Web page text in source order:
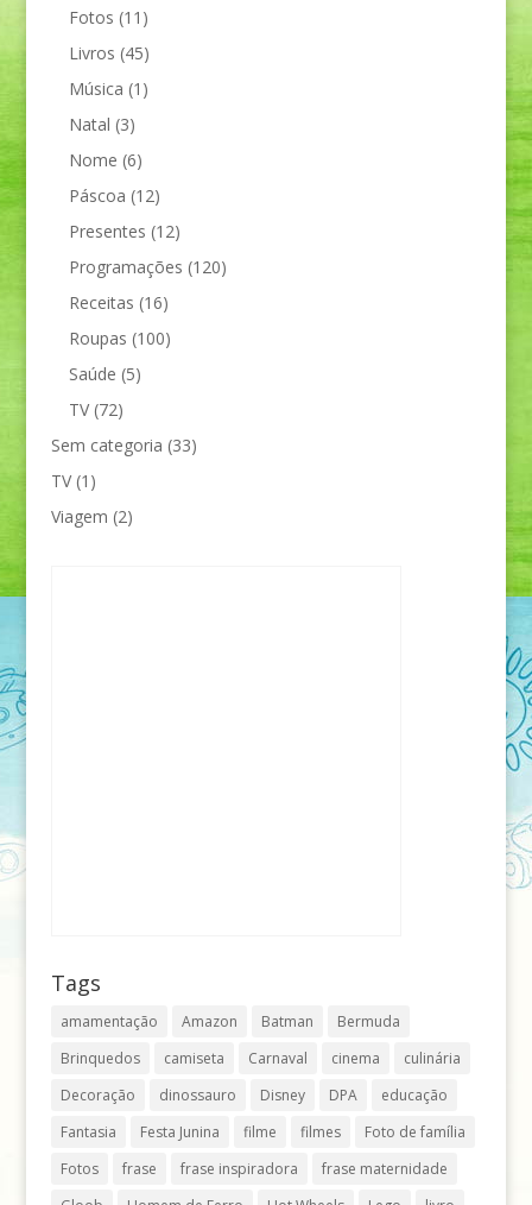
Fotos (11)
Livros (45)
Música (1)
Natal (3)
Nome (6)
Páscoa (12)
Presentes (12)
Programações (120)
Receitas (16)
Roupas (100)
Saúde (5)
TV(72)
Sem categoria (33)
TV(1)
Viagem (2)
Tags
amamentação Amazon Batman
Bermuda
Brinquedos
camiseta Carnaval cinema
culinária
Decoração
dinossauro Disney DPA
educação
Fantasia
Festa Junina filme filmes
Foto de família
Fotos
frase frase inspiradora
frase maternidade